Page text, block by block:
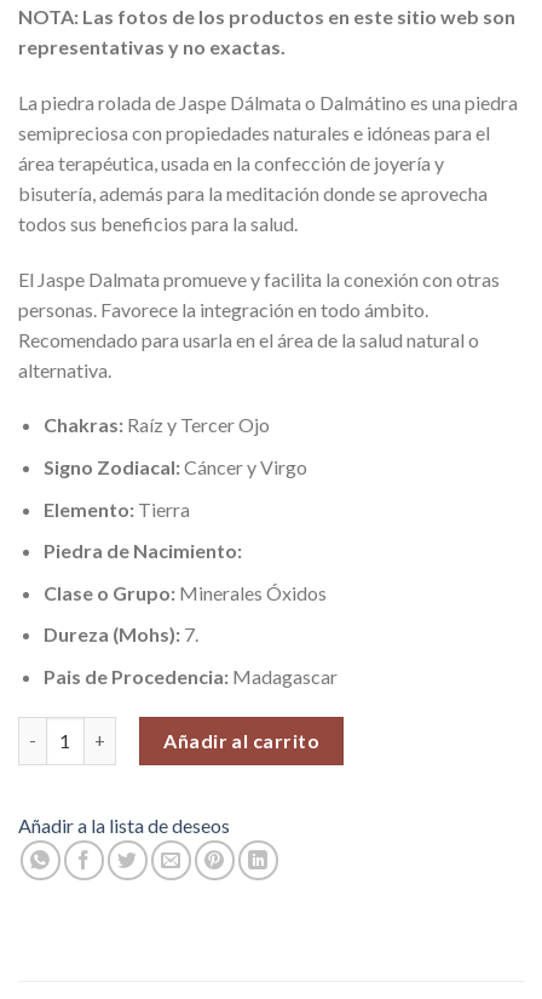
NOTA: Las fotos de los productos en este sitio web son
representativas y no exactas.
La piedra rolada de Jaspe Dálmata o Dalmátino es una piedra
semipreciosa con propiedades naturales e idóneas para el
área terapéutica, usada en la confección de joyería y
bisutería, además para la meditación donde se aprovecha
todos sus beneficios para la salud.
El Jaspe Dalmata promueve y facilita la conexión con otras
personas. Favorece la integración en todo ámbito.
Recomendado para usarla en el área de la salud natural o
alternativa.
Chakras:Raíz y Tercer Ojo
Signo Zodiacal:Cáncer y Virgo
Elemento:Tierra
Piedra de Nacimiento:
Clase o Grupo:Minerales Óxidos
Dureza (Mohs):7.
Pais de Procedencia:Madagascar
Añadir al carrito
Añadir a la lista de deseos